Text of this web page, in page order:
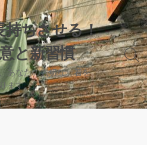
持ちさせる！
と新習慣
あなたの大切な一着を
ます。
検
索
切
り
替